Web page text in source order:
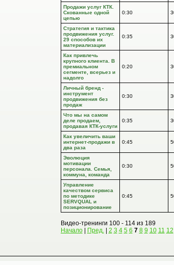
Продажи услуг КТК.
Скованные одной
цепью
0:30
Стратегия и тактика
продвижения услуг.
29 способов их
материализации
0:35
Как привлечь
крупного клиента. В
премиальном
сегменте, всерьез и
надолго
0:20
Личный бренд -
инструмент
продвижения без
продаж
0:30
Что мы на самом
деле продаем,
продавая КТК-услуги
0:35
Как увеличить ваши
интернет-продажи в
два раза
0:45
Эволюция
мотивации
персонала. Семья,
коммуна, команда
0:30
Управление
качеством сервиса
по методике
SERVQUAL и
позиционирование
0:45
Видео-тренинги 100 - 114 из 189
Начало| Пред.| 2 3 4 5 6 7 8 9 10 11 12